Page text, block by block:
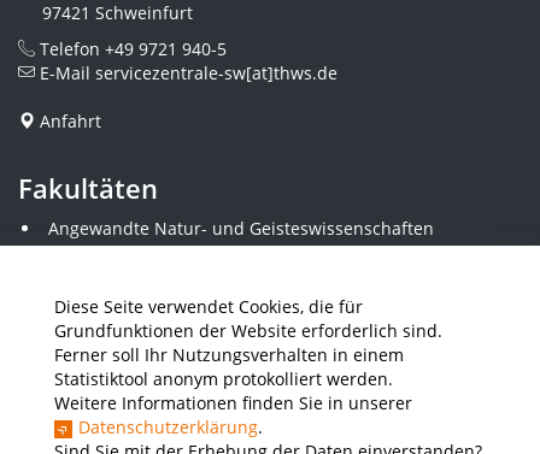
Diese Seite verwendet Cookies, die für
Grundfunktionen der Website erforderlich sind.
Ferner soll Ihr Nutzungsverhalten in einem
Statistiktool anonym protokolliert werden.
Weitere Informationen finden Sie in unserer
Datenschutzerklärung.
97421 Schweinfurt
Telefon +49 9721 940-5
E-Mail servicezentrale-sw[at]thws.de
Anfahrt
Fakultäten
Angewandte Natur- und Geisteswissenschaften
Angewandte Sozialwissenschaften
Elektrotechnik
Gestaltung
Informatik und Wirtschaftsinformatik
Kunststofftechnik und Vermessung
Maschinenbau
THWS Business School
Wirtschaftsingenieurwesen